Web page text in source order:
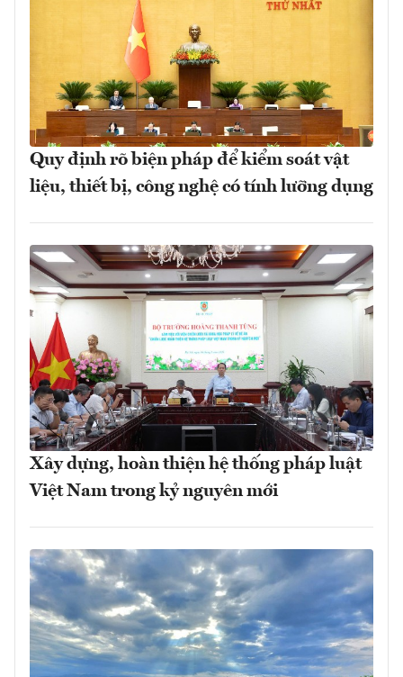
Quy định rõ biện pháp để kiểm soát vật
liệu, thiết bị, công nghệ có tính lưỡng dụng
Xây dựng, hoàn thiện hệ thống pháp luật
Việt Nam trong kỷ nguyên mới